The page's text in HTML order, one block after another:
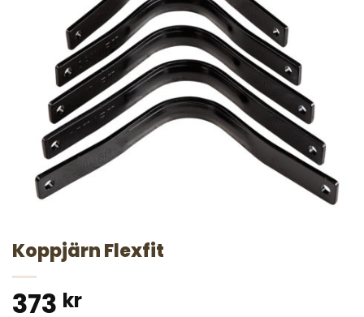
Koppjärn Flexfit
373 kr